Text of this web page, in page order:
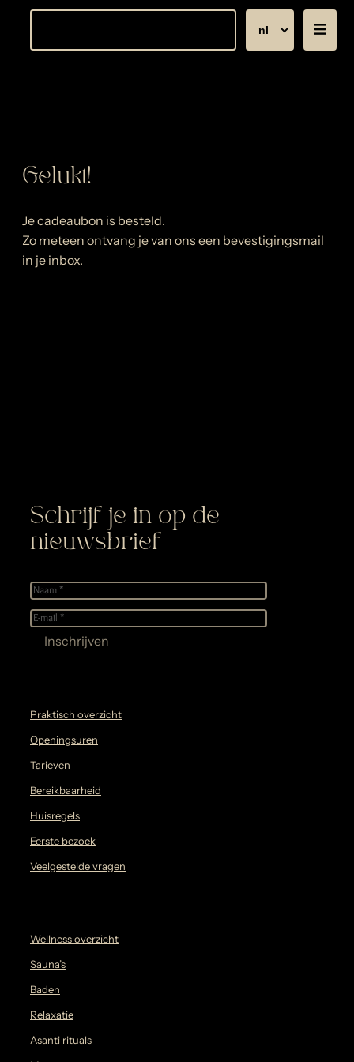
Gelukt!
Je cadeaubon is besteld.
Zo meteen ontvang je van ons een bevestigingsmail
in je inbox.
Schrijf je in op de
nieuwsbrief
Naam(Required)
E-
mail(Required)
Praktisch overzicht
Openingsuren
Tarieven
Bereikbaarheid
Huisregels
Eerste bezoek
Veelgestelde vragen
Wellness overzicht
Sauna’s
Baden
Relaxatie
Asanti rituals